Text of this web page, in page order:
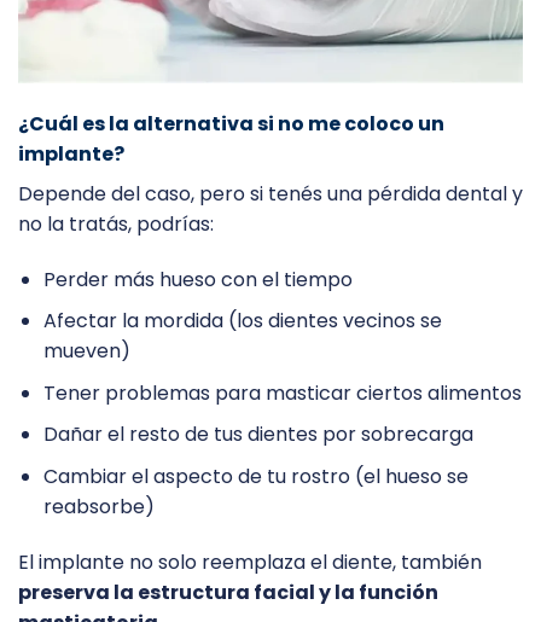
¿Cuál es la alternativa si no me coloco un
implante?
Depende del caso, pero si tenés una pérdida dental y
no la tratás, podrías:
Perder más hueso con el tiempo
Afectar la mordida (los dientes vecinos se
mueven)
Tener problemas para masticar ciertos alimentos
Dañar el resto de tus dientes por sobrecarga
Cambiar el aspecto de tu rostro (el hueso se
reabsorbe)
El implante no solo reemplaza el diente, también
preserva la estructura facial y la función